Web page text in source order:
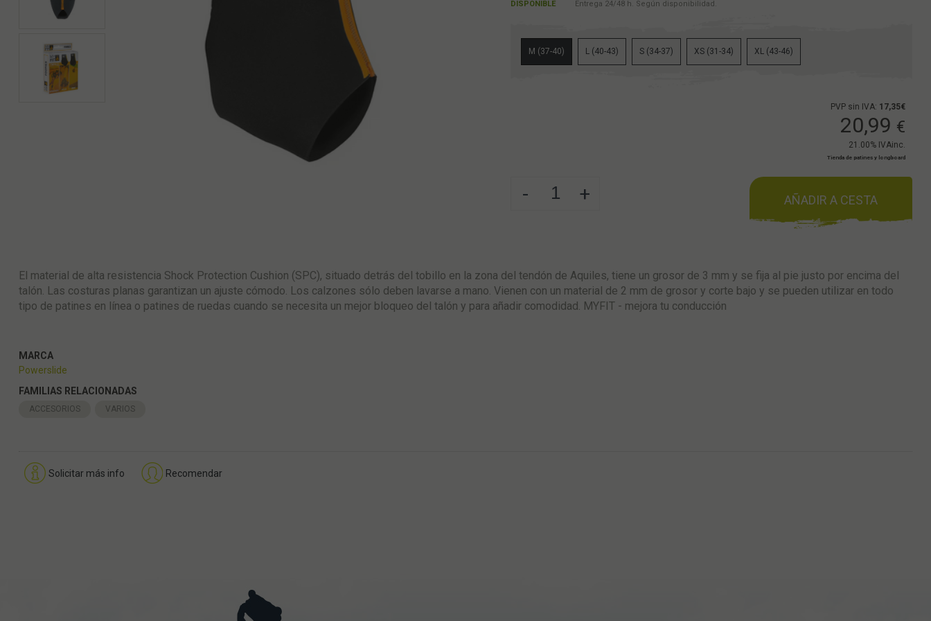
DISPONIBLE Entrega 24/48 h. Según disponibilidad.
M (37-40) L (40-43) S (34-37) XS (31-34) XL (43-46)
PVP sin IVA: 17,35€
20,99 €
21.00% IVAinc.
Tienda de patines y longboard
- + AÑADIR A CESTA
El material de alta resistencia Shock Protection Cushion (SPC), situado detrás del tobillo en la zona del tendón de Aquiles, tiene un grosor de 3 mm y se fija al pie justo por encima del
talón. Las costuras planas garantizan un ajuste cómodo. Los calzones sólo deben lavarse a mano. Vienen con un material de 2 mm de grosor y corte bajo y se pueden utilizar en todo
tipo de patines en línea o patines de ruedas cuando se necesita un mejor bloqueo del talón y para añadir comodidad. MYFIT - mejora tu conducción
MARCA
Powerslide
FAMILIAS RELACIONADAS
ACCESORIOS VARIOS
Solicitar más info Recomendar